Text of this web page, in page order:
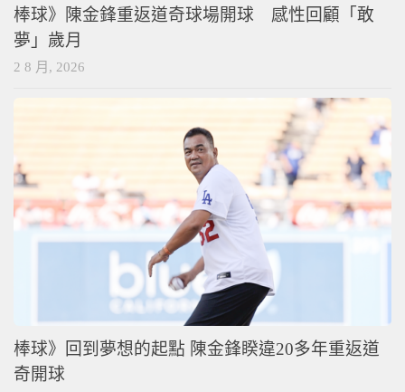
棒球》陳金鋒重返道奇球場開球 感性回顧「敢
夢」歲月
2 8 月, 2026
棒球》回到夢想的起點 陳金鋒睽違20多年重返道
奇開球